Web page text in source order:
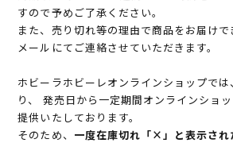
すので予めご了承ください。
また、売り切れ等の理由で商品をお届け
メールにてご連絡させていただきます。
ホビーラホビーレオンラインショップで
り、 発売日から一定期間オンラインショ
提供いたしております。
そのため、 一度在庫切れ「×」と表示され